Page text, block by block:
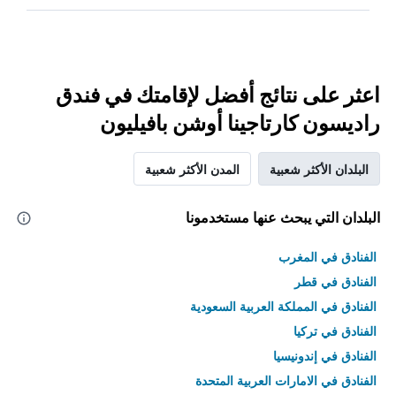
اعثر على نتائج أفضل لإقامتك في فندق
راديسون كارتاجينا أوشن بافيليون
البلدان الأكثر شعبية المدن الأكثر شعبية
البلدان التي يبحث عنها مستخدمونا
الفنادق في المغرب
الفنادق في قطر
الفنادق في المملكة العربية السعودية
الفنادق في تركيا
الفنادق في إندونيسيا
الفنادق في الامارات العربية المتحدة